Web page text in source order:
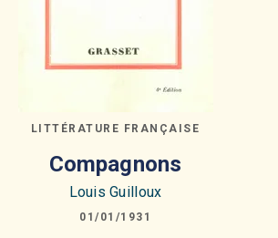
LITTÉRATURE FRANÇAISE
Compagnons
Louis Guilloux
01/01/1931